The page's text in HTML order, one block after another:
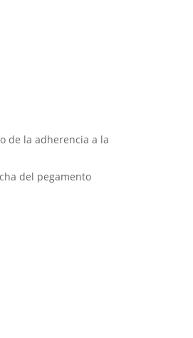
de la adherencia a la
del pegamento